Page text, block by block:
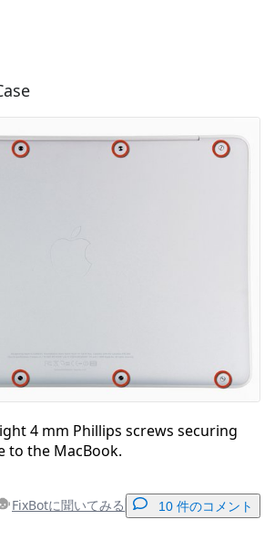
4 mm Phillips screws securing
to the MacBook.
FixBotに聞いてみる 10 件のコメント